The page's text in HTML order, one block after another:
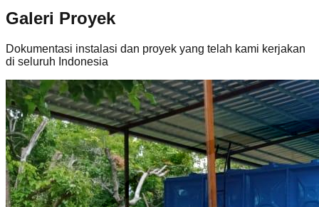
Galeri Proyek
Dokumentasi instalasi dan proyek yang telah kami kerjakan
di seluruh Indonesia